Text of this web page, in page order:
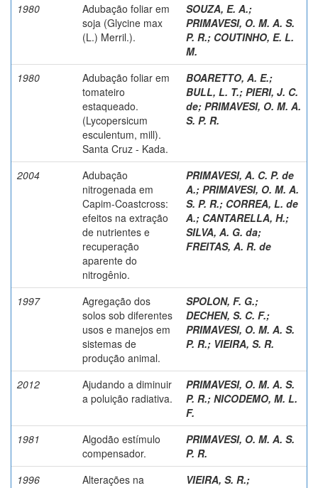
1980
Adubação foliar em
soja (Glycine max
(L.) Merril.).
SOUZA, E. A.;
PRIMAVESI, O. M. A. S.
P. R.; COUTINHO, E. L.
M.
1980
Adubação foliar em
tomateiro
estaqueado.
(Lycopersicum
esculentum, mill).
Santa Cruz - Kada.
BOARETTO, A. E.;
BULL, L. T.; PIERI, J. C.
de; PRIMAVESI, O. M. A.
S. P. R.
2004
Adubação
nitrogenada em
Capim-Coastcross:
efeitos na extração
de nutrientes e
recuperação
aparente do
nitrogênio.
PRIMAVESI, A. C. P. de
A.; PRIMAVESI, O. M. A.
S. P. R.; CORREA, L. de
A.; CANTARELLA, H.;
SILVA, A. G. da;
FREITAS, A. R. de
1997
Agregação dos
solos sob diferentes
usos e manejos em
sistemas de
produção animal.
SPOLON, F. G.;
DECHEN, S. C. F.;
PRIMAVESI, O. M. A. S.
P. R.; VIEIRA, S. R.
2012
Ajudando a diminuir
a poluição radiativa.
PRIMAVESI, O. M. A. S.
P. R.; NICODEMO, M. L.
F.
1981
Algodão estímulo
compensador.
PRIMAVESI, O. M. A. S.
P. R.
1996
Alterações na
VIEIRA, S. R.;